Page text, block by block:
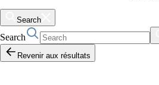
Search
Search
Revenir aux résultats